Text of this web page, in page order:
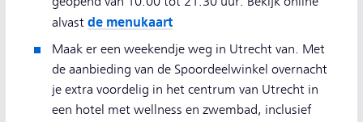
alvast de menukaart
Maak er een weekendje weg in Utrecht van. Met
de aanbieding van de Spoordeelwinkel overnacht
je extra voordelig in het centrum van Utrecht in
een hotel met wellness en zwembad, inclusief